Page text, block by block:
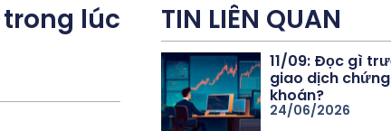
trong lúc
TIN LIÊN QUAN
11/09: Đọc gì
giao dịch chứng
khoán?
24/06/2026